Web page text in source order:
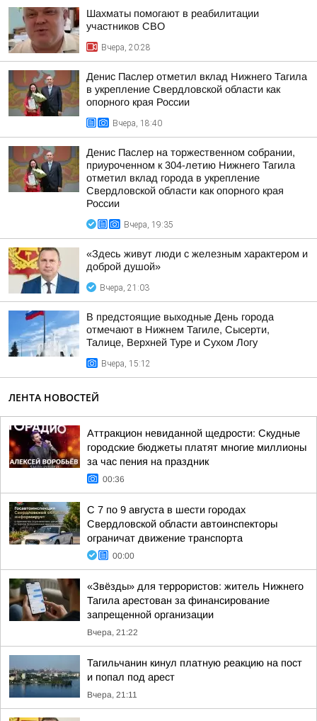
Шахматы помогают в реабилитации
участников СВО
Вчера, 20:28
Денис Паслер отметил вклад Нижнего Тагила
в укрепление Свердловской области как
опорного края России
Вчера, 18:40
Денис Паслер на торжественном собрании,
приуроченном к 304-летию Нижнего Тагила
отметил вклад города в укрепление
Свердловской области как опорного края
России
Вчера, 19:35
«Здесь живут люди с железным характером и
доброй душой»
Вчера, 21:03
В предстоящие выходные День города
отмечают в Нижнем Тагиле, Сысерти,
Талице, Верхней Туре и Сухом Логу
Вчера, 15:12
ЛЕНТА НОВОСТЕЙ
Аттракцион невиданной щедрости: Скудные
городские бюджеты платят многие миллионы
за час пения на праздник
00:36
С 7 по 9 августа в шести городах
Свердловской области автоинспекторы
ограничат движение транспорта
00:00
«Звёзды» для террористов: житель Нижнего
Тагила арестован за финансирование
запрещенной организации
Вчера, 21:22
Тагильчанин кинул платную реакцию на пост
и попал под арест
Вчера, 21:11